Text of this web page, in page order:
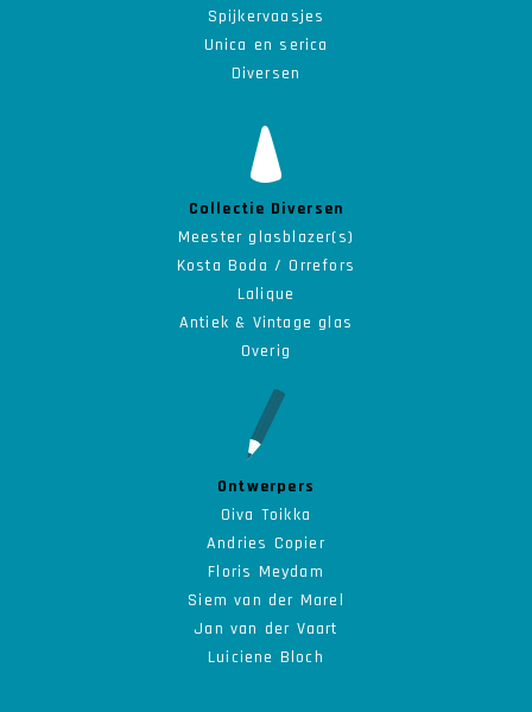
Spijkervaasjes
Unica en serica
Diversen
Collectie Diversen
Meester glasblazer(s)
Kosta Boda / Orrefors
Lalique
Antiek & Vintage glas
Overig
Ontwerpers
Oiva Toikka
Andries Copier
Floris Meydam
Siem van der Marel
Jan van der Vaart
Luiciene Bloch